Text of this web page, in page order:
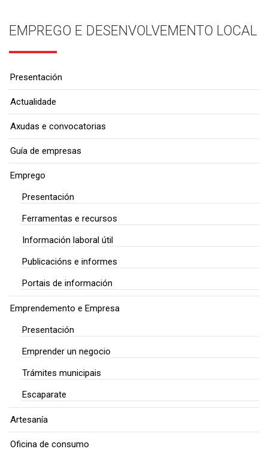
EMPREGO E DESENVOLVEMENTO LOCAL
Presentación
Actualidade
Axudas e convocatorias
Guía de empresas
Emprego
Presentación
Ferramentas e recursos
Información laboral útil
Publicacións e informes
Portais de información
Emprendemento e Empresa
Presentación
Emprender un negocio
Trámites municipais
Escaparate
Artesanía
Oficina de consumo